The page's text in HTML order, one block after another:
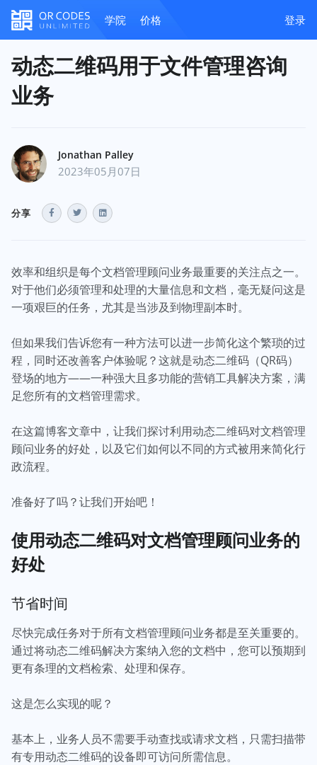
学院 价格 登录
动态二维码用于文件管理咨询
业务
Jonathan Palley
2023年05月07日
分享
效率和组织是每个文档管理顾问业务最重要的关注点之一。
对于他们必须管理和处理的大量信息和文档，毫无疑问这是
一项艰巨的任务，尤其是当涉及到物理副本时。
但如果我们告诉您有一种方法可以进一步简化这个繁琐的过
程，同时还改善客户体验呢？这就是动态二维码（QR码）
登场的地方——一种强大且多功能的营销工具解决方案，满
足您所有的文档管理需求。
在这篇博客文章中，让我们探讨利用动态二维码对文档管理
顾问业务的好处，以及它们如何以不同的方式被用来简化行
政流程。
准备好了吗？让我们开始吧！
使用动态二维码对文档管理顾问业务的
好处
节省时间
尽快完成任务对于所有文档管理顾问业务都是至关重要的。
通过将动态二维码解决方案纳入您的文档中，您可以预期到
更有条理的文档检索、处理和保存。
这是怎么实现的呢？
基本上，业务人员不需要手动查找或请求文档，只需扫描带
有专用动态二维码的设备即可访问所需信息。